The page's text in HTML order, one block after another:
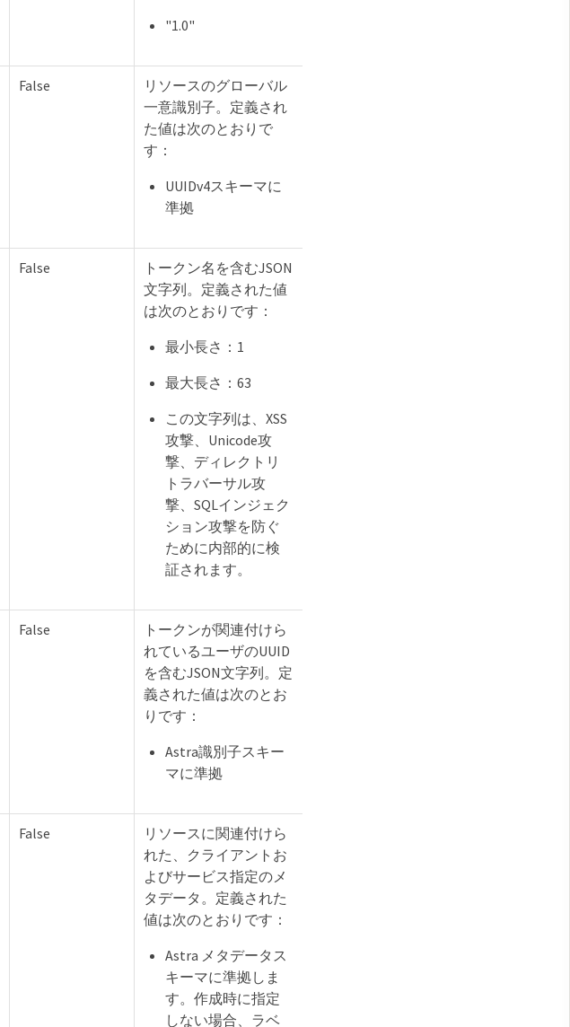
"1.0"
False
リソースのグローバル
一意識別子。定義され
た値は次のとおりで
す：
UUIDv4スキーマに
準拠
False
トークン名を含むJSON
文字列。定義された値
は次のとおりです：
最小長さ：1
最大長さ：63
この文字列は、XSS
攻撃、Unicode攻
撃、ディレクトリ
トラバーサル攻
撃、SQLインジェク
ション攻撃を防ぐ
ために内部的に検
証されます。
False
トークンが関連付けら
れているユーザのUUID
を含むJSON文字列。定
義された値は次のとお
りです：
Astra識別子スキー
マに準拠
False
リソースに関連付けら
れた、クライアントお
よびサービス指定のメ
タデータ。定義された
値は次のとおりです：
Astra メタデータス
キーマに準拠しま
す。作成時に指定
しない場合、ラベ